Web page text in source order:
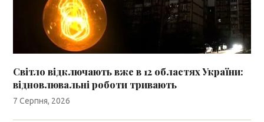
Світло відключають вже в 12 областях України:
відновлювальні роботи тривають
7 Серпня, 2026